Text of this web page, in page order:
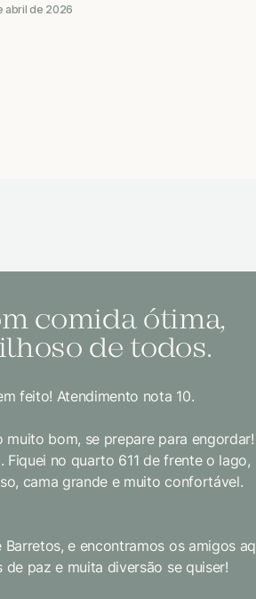
abril de 2026
comida ótima,
de todos.
feito! Atendimento nota 10.
bom, se prepare para engordar!
no quarto 611 de frente o lago,
cama grande e muito confortável.
e encontramos os amigos
paz e muita diversão se quiser!